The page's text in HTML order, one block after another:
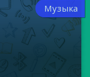
Музыка